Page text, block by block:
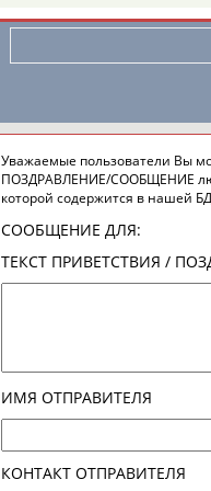
Уважаемые пользователи Вы
ПОЗДРАВЛЕНИЕ/СООБЩЕНИЕ
которой содержится в нашей
СООБЩЕНИЕ ДЛЯ:
ТЕКСТ ПРИВЕТСТВИЯ /
ИМЯ ОТПРАВИТЕЛЯ
КОНТАКТ ОТПРАВИТЕЛЯ